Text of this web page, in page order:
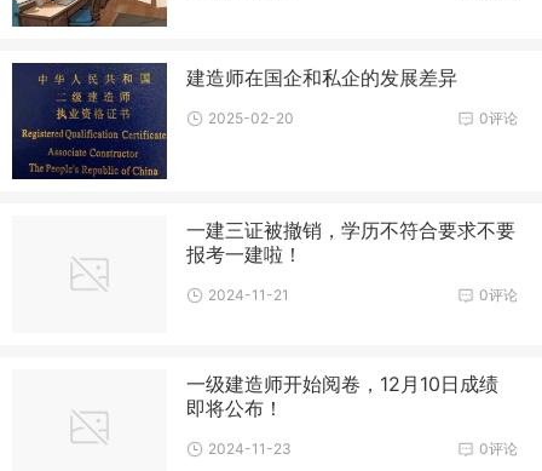
建造师在国企和私企的发展差异
0评论
2025-02-20
一建三证被撤销，学历不符合要求不要
报考一建啦！
0评论
2024-11-21
一级建造师开始阅卷，12月10日成绩
即将公布！
0评论
2024-11-23